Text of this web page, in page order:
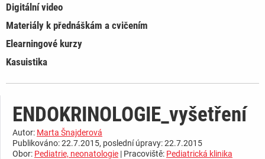
Digitální video
Materiály k přednáškám a cvičením
Elearningové kurzy
Kasuistika
ENDOKRINOLOGIE_vyšetření
Autor: Marta Šnajderová
Publikováno: 22.7.2015, poslední úpravy: 22.7.2015
Obor: Pediatrie, neonatologie | Pracoviště: Pediatrická klinika